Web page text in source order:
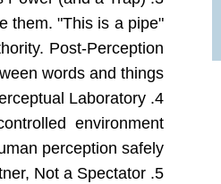
them. "This is a pipe"
Post-Perception
words and things.
4. Art is a Perceptual Laboratory
environment
perception safely.
5. The Viewer is a Partner, Not a Spectator